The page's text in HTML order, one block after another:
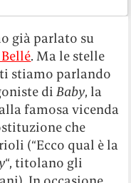
già parlato su
. Ma le stelle
stiamo parlando
diBaby, la
famosa vicenda
che
(“Ecco qual è la
“, titolano gli